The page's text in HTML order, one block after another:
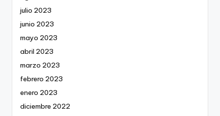
julio 2023
junio 2023
mayo 2023
abril 2023
marzo 2023
febrero 2023
enero 2023
diciembre 2022